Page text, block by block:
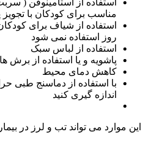
استفاده از استامینوفن (
مناسب برای کودکان با
استفاده از شیاف برای
روز استفاده نمی شود
استفاده از لباس سبک
پاشویه و یا استفاده از
کاهش دمای محیط
با استفاده از دماسنج طبی
اندازه گیری کنید
این موارد می تواند تب و لرز در